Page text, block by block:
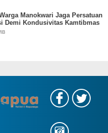
Manokwari Jaga Persatuan
Demi Kondusivitas Kamtibmas